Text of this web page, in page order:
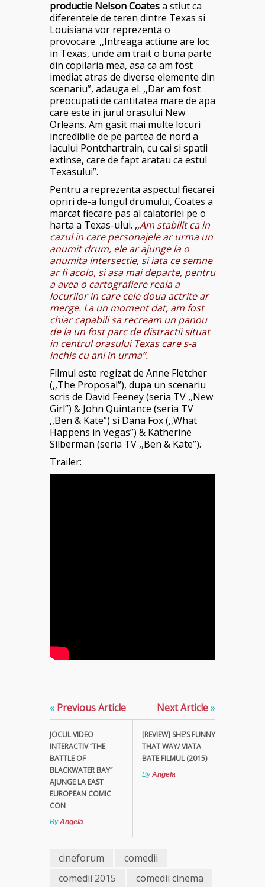
productie Nelson Coatesa stiut ca
diferentele de teren dintre Texas si
Louisiana vor reprezenta o
provocare. ,,Intreaga actiune are loc
in Texas, unde am trait o buna parte
din copilaria mea, asa ca am fost
imediat atras de diverse elemente din
scenariu”, adauga el. ,,Dar am fost
preocupati de cantitatea mare de apa
care este in jurul orasului New
Orleans. Am gasit mai multe locuri
incredibile de pe partea de nord a
lacului Pontchartrain, cu cai si spatii
extinse, care de fapt aratau ca estul
Texasului”.
Pentru a reprezenta aspectul fiecarei
opriri de-a lungul drumului, Coates a
marcat fiecare pas al calatoriei pe o
harta a Texas-ului. ,,Am stabilit ca in
cazul in care personajele ar urma un
anumit drum, ele ar ajunge la o
anumita intersectie, si iata ce semne
ar fi acolo, si asa mai departe, pentru
a avea o cartografiere reala a
locurilor in care cele doua actrite ar
merge. La un moment dat, am fost
chiar capabili sa recream un panou
de la un fost parc de distractii situat
in centrul orasului Texas care s-a
inchis cu ani in urma”.
Filmul este regizat de Anne Fletcher
(,,The Proposal”), dupa un scenariu
scris de David Feeney (seria TV ,,New
Girl”) & John Quintance (seria TV
,,Ben & Kate”) si Dana Fox (,,What
Happens in Vegas”) & Katherine
Silberman (seria TV ,,Ben & Kate”).
Trailer:
« Previous Article
JOCUL VIDEO
INTERACTIV “THE
BATTLE OF
BLACKWATER BAY”
AJUNGE LA EAST
EUROPEAN COMIC
CON
ByAngela
Next Article»
[REVIEW] SHE'S FUNNY
THAT WAY/ VIATA
BATE FILMUL (2015)
ByAngela
cineforum
comedii
comedii 2015
comedii cinema